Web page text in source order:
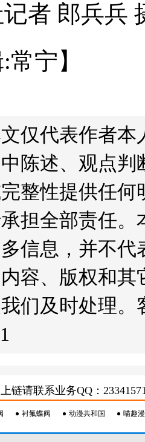
者 郎兵兵
常宁】
仅代表作者本
陈述、观点
整性提供任
担全部责任
信息，并不
容、版权和
们及时处理。
链请联系业务QQ：
衬氟蝶阀 动漫共和国 喵趣